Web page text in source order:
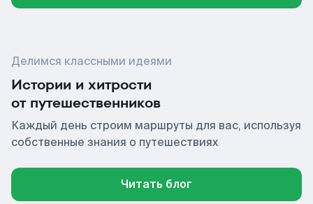
Делимся классными идеями
Истории и хитрости
от путешественников
Каждый день строим маршруты для вас, используя
собственные знания о путешествиях
Читать блог